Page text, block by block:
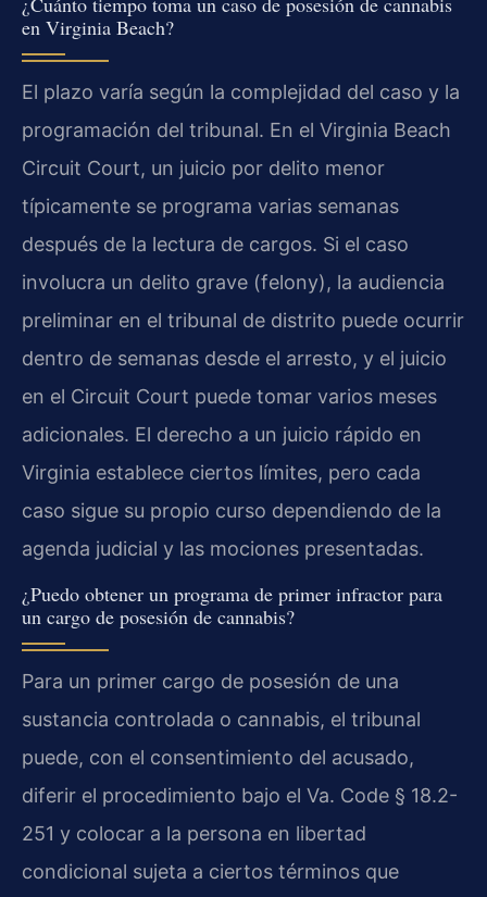
en Virginia Beach?
El plazo varía según la complejidad del caso y la
programación del tribunal. En el Virginia Beach
Circuit Court, un juicio por delito menor
típicamente se programa varias semanas
después de la lectura de cargos. Si el caso
involucra un delito grave (felony), la audiencia
preliminar en el tribunal de distrito puede ocurrir
dentro de semanas desde el arresto, y el juicio
en el Circuit Court puede tomar varios meses
adicionales. El derecho a un juicio rápido en
Virginia establece ciertos límites, pero cada
caso sigue su propio curso dependiendo de la
agenda judicial y las mociones presentadas.
¿Puedo obtener un programa de primer infractor para
un cargo de posesión de cannabis?
Para un primer cargo de posesión de una
sustancia controlada o cannabis, el tribunal
puede, con el consentimiento del acusado,
diferir el procedimiento bajo el Va. Code § 18.2-
251 y colocar a la persona en libertad
condicional sujeta a ciertos términos que